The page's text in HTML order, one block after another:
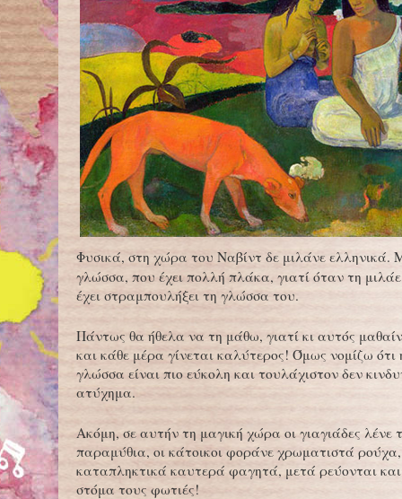
Φυσικά, στη χώρα του Ναβίντ δε μιλάνε ελληνικά.
γλώσσα, που έχει πολλή πλάκα, γιατί όταν τη
έχει στραμπουλήξει τη γλώσσα του.
Πάντως θα ήθελα να τη μάθω, γιατί κι αυτός
και κάθε μέρα γίνεται καλύτερος! Όμως νομίζω ότι
γλώσσα είναι πιο εύκολη και τουλάχιστον δεν
ατύχημα.
Ακόμη, σε αυτήν τη μαγική χώρα οι γιαγιάδες λένε
παραμύθια, οι κάτοικοι φοράνε χρωματιστά
καταπληκτικά καυτερά φαγητά, μετά ρεύονται
στόμα τους φωτιές!